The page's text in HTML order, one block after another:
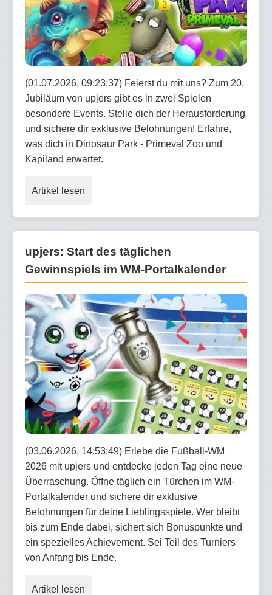
(01.07.2026, 09:23:37) Feierst du mit uns? Zum 20.
Jubiläum von upjers gibt es in zwei Spielen
besondere Events. Stelle dich der Herausforderung
und sichere dir exklusive Belohnungen! Erfahre,
was dich in Dinosaur Park - Primeval Zoo und
Kapiland erwartet.
Artikel lesen
upjers: Start des täglichen
Gewinnspiels im WM-Portalkalender
(03.06.2026, 14:53:49) Erlebe die Fußball-WM
2026 mit upjers und entdecke jeden Tag eine neue
Überraschung. Öffne täglich ein Türchen im WM-
Portalkalender und sichere dir exklusive
Belohnungen für deine Lieblingsspiele. Wer bleibt
bis zum Ende dabei, sichert sich Bonuspunkte und
ein spezielles Achievement. Sei Teil des Turniers
von Anfang bis Ende.
Artikel lesen